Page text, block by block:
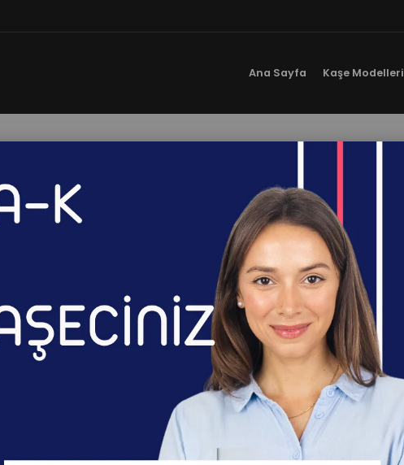
Ana Sayfa Kaşe Modelleri
Ana Sayfa Kartvizit Baskı
baskı, ekonomik kartvizit, özel kartvizit ve kartvizit fiyatları.